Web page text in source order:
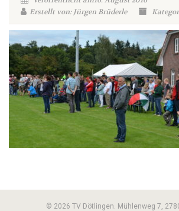
Erstellt von: Jürgen Brüderle
© 2026 TV Dötlingen. Mühlenweg 7,